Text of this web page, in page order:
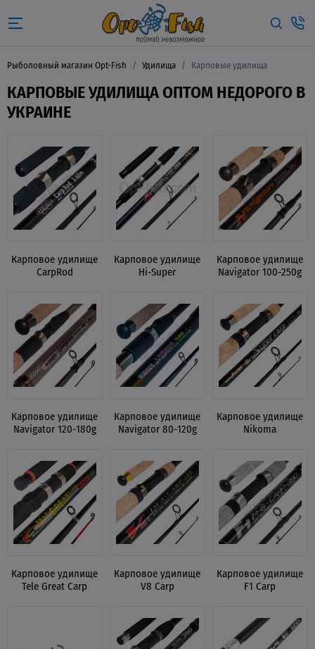
Рыболовный магазин Opt-Fish Удилища Карповые удилища
КАРПОВЫЕ УДИЛИЩА ОПТОМ НЕДОРОГО В
УКРАИНЕ
Карповое удилище
CarpRod
Карповое удилище
Hi-Super
Карповое удилище
Navigator 100-250g
Карповое удилище
Navigator 120-180g
Карповое удилище
Navigator 80-120g
Карповое удилище
Nikoma
Карповое удилище
Tele Great Carp
Карповое удилище
V8 Carp
Карповое удилище
F1 Carp